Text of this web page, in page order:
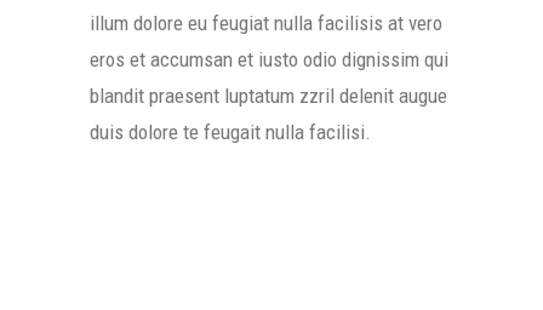
illum dolore eu feugiat nulla facilisis at vero
eros et accumsan et iusto odio dignissim qui
blandit praesent luptatum zzril delenit augue
duis dolore te feugait nulla facilisi.